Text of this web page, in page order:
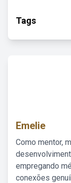
Tags
Emelie
Como mentor,
empregando
conexões